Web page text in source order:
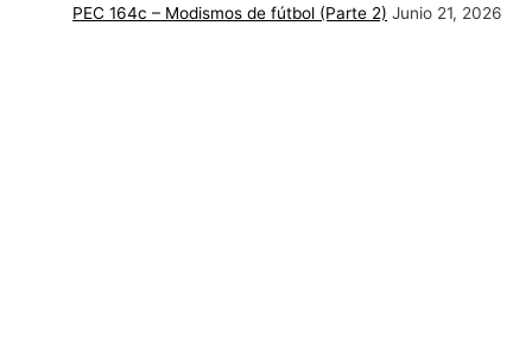
PEC 164c – Modismos de fútbol (Parte 2) Junio 21, 2026